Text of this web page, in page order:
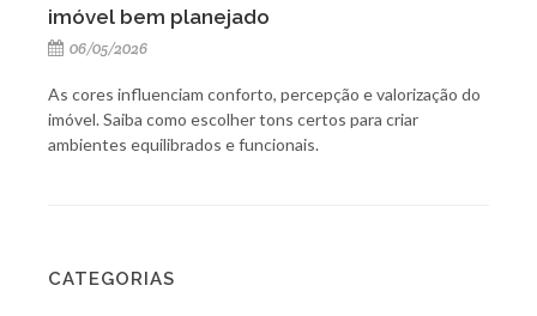
imóvel bem planejado
06/05/2026
As cores influenciam conforto, percepção e valorização do
imóvel. Saiba como escolher tons certos para criar
ambientes equilibrados e funcionais.
CATEGORIAS